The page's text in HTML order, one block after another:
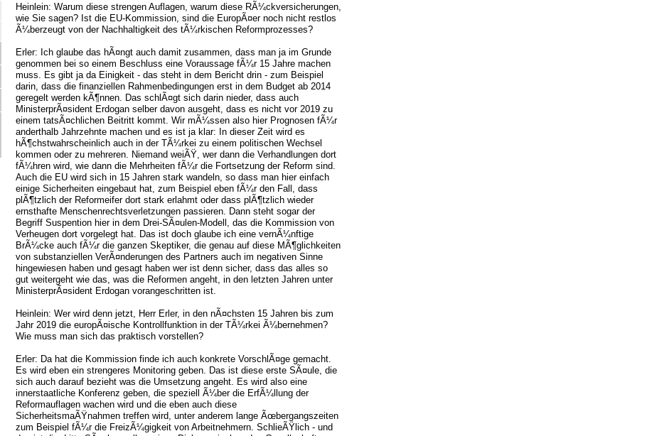
Heinlein: Warum diese strengen Auflagen, warum diese RÃ¼ckversicherungen,
wie Sie sagen? Ist die EU-Kommission, sind die EuropÃ¤er noch nicht restlos
Ã¼berzeugt von der Nachhaltigkeit des tÃ¼rkischen Reformprozesses?
Erler: Ich glaube das hÃ¤ngt auch damit zusammen, dass man ja im Grunde
genommen bei so einem Beschluss eine Voraussage fÃ¼r 15 Jahre machen
muss. Es gibt ja da Einigkeit - das steht in dem Bericht drin - zum Beispiel
darin, dass die finanziellen Rahmenbedingungen erst in dem Budget ab 2014
geregelt werden kÃ¶nnen. Das schlÃ¤gt sich darin nieder, dass auch
MinisterprÃ¤sident Erdogan selber davon ausgeht, dass es nicht vor 2019 zu
einem tatsÃ¤chlichen Beitritt kommt. Wir mÃ¼ssen also hier Prognosen fÃ¼r
anderthalb Jahrzehnte machen und es ist ja klar: In dieser Zeit wird es
hÃ¶chstwahrscheinlich auch in der TÃ¼rkei zu einem politischen Wechsel
kommen oder zu mehreren. Niemand weiÃŸ, wer dann die Verhandlungen dort
fÃ¼hren wird, wie dann die Mehrheiten fÃ¼r die Fortsetzung der Reform sind.
Auch die EU wird sich in 15 Jahren stark wandeln, so dass man hier einfach
einige Sicherheiten eingebaut hat, zum Beispiel eben fÃ¼r den Fall, dass
plÃ¶tzlich der Reformeifer dort stark erlahmt oder dass plÃ¶tzlich wieder
ernsthafte Menschenrechtsverletzungen passieren. Dann steht sogar der
Begriff Suspention hier in dem Drei-SÃ¤ulen-Modell, das die Kommission von
Verheugen dort vorgelegt hat. Das ist doch glaube ich eine vernÃ¼nftige
BrÃ¼cke auch fÃ¼r die ganzen Skeptiker, die genau auf diese MÃ¶glichkeiten
von substanziellen VerÃ¤nderungen des Partners auch im negativen Sinne
hingewiesen haben und gesagt haben wer ist denn sicher, dass das alles so
gut weitergeht wie das, was die Reformen angeht, in den letzten Jahren unter
MinisterprÃ¤sident Erdogan vorangeschritten ist.
Heinlein: Wer wird denn jetzt, Herr Erler, in den nÃ¤chsten 15 Jahren bis zum
Jahr 2019 die europÃ¤ische Kontrollfunktion in der TÃ¼rkei Ã¼bernehmen?
Wie muss man sich das praktisch vorstellen?
Erler: Da hat die Kommission finde ich auch konkrete VorschlÃ¤ge gemacht.
Es wird eben ein strengeres Monitoring geben. Das ist diese erste SÃ¤ule, die
sich auch darauf bezieht was die Umsetzung angeht. Es wird also eine
innerstaatliche Konferenz geben, die speziell Ã¼ber die ErfÃ¼llung der
Reformauflagen wachen wird und die eben auch diese
SicherheitsmaÃŸnahmen treffen wird, unter anderem lange Ãœbergangszeiten
zum Beispiel fÃ¼r die FreizÃ¼gigkeit von Arbeitnehmern. SchlieÃŸlich - und